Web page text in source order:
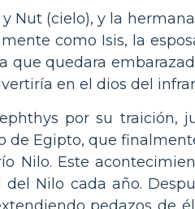
Nut (cielo), y la
como Isis, la
que quedara
en el dios del
por su traición,
de Egipto, que
Nilo. Este
Nilo cada año.